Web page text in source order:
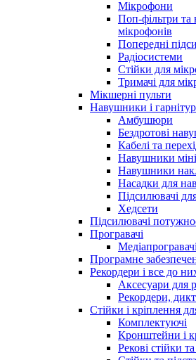
Мікрофони
Поп-фільтри та
мікрофонів
Попередні
Радіосистеми
Стійки для
Тримачі для
Мікшерні пульти
Навушники і
Амбушюри
Бездротові
Кабелі та
Навушники
Навушники
Насадки для
Підсилювачі
Хедсети
Підсилювачі
Програвачі
Медіапрогравачі
Програмне
Рекордери і все до
Аксесуари для
Рекордери,
Стійки і кріплення
Комплектуючі
Кронштейни і
Рекові стійки